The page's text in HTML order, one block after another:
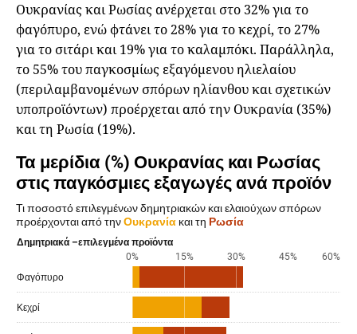
Ουκρανίας και Ρωσίας ανέρχεται στο 32% για το
φαγόπυρο, ενώ φτάνει το 28% για το κεχρί, το 27%
για το σιτάρι και 19% για το καλαμπόκι. Παράλληλα,
το 55% του παγκοσμίως εξαγόμενου ηλιελαίου
(περιλαμβανομένων σπόρων ηλίανθου και σχετικών
υποπροϊόντων) προέρχεται από την Ουκρανία (35%)
και τη Ρωσία (19%).